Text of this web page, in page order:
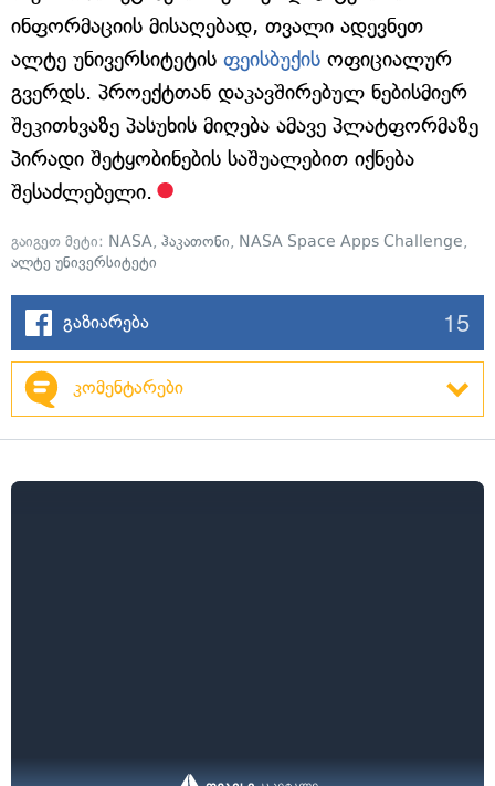
ინფორმაციის მისაღებად, თვალი ადევნეთ
ალტე უნივერსიტეტის ფეისბუქის ოფიციალურ
გვერდს. პროექტთან დაკავშირებულ ნებისმიერ
შეკითხვაზე პასუხის მიღება ამავე პლატფორმაზე
პირადი შეტყობინების საშუალებით იქნება
შესაძლებელი.
გაიგეთ მეტი: NASA, ჰაკათონი, NASA Space Apps Challenge,
ალტე უნივერსიტეტი
გაზიარება 15
კომენტარები